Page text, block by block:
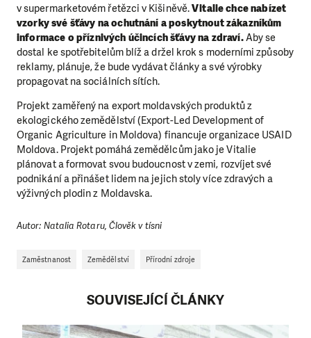
v supermarketovém řetězci v Kišiněvě.Vitalie chce nabízet
vzorky své šťávy na ochutnání a poskytnout zákazníkům
informace o příznivých účincích šťávy na zdraví.Aby se
dostal ke spotřebitelům blíž a držel krok s moderními způsoby
reklamy, plánuje, že bude vydávat články a své výrobky
propagovat na sociálních sítích.
Projekt zaměřený na export moldavských produktů z
ekologického zemědělství (Export-Led Development of
Organic Agriculture in Moldova) financuje organizace USAID
Moldova. Projekt pomáhá zemědělcům jako je Vitalie
plánovat a formovat svou budoucnost v zemi, rozvíjet své
podnikání a přinášet lidem na jejich stoly více zdravých a
výživných plodin z Moldavska.
Autor: Natalia Rotaru, Člověk v tísni
Zaměstnanost Zemědělství Přírodní zdroje
SOUVISEJÍCÍ ČLÁNKY
LÍBÍ SE VÁM, CO DĚLÁME?
PODPOŘTE NÁS!
Abychom mohli pomáhat smysluplně, neobejdeme se
jedním darem nebo se stanete pravidelným dárcem
kde je to nejvíce potřeba.
DAROVAT DAROVAT PRAVIDELNĚ